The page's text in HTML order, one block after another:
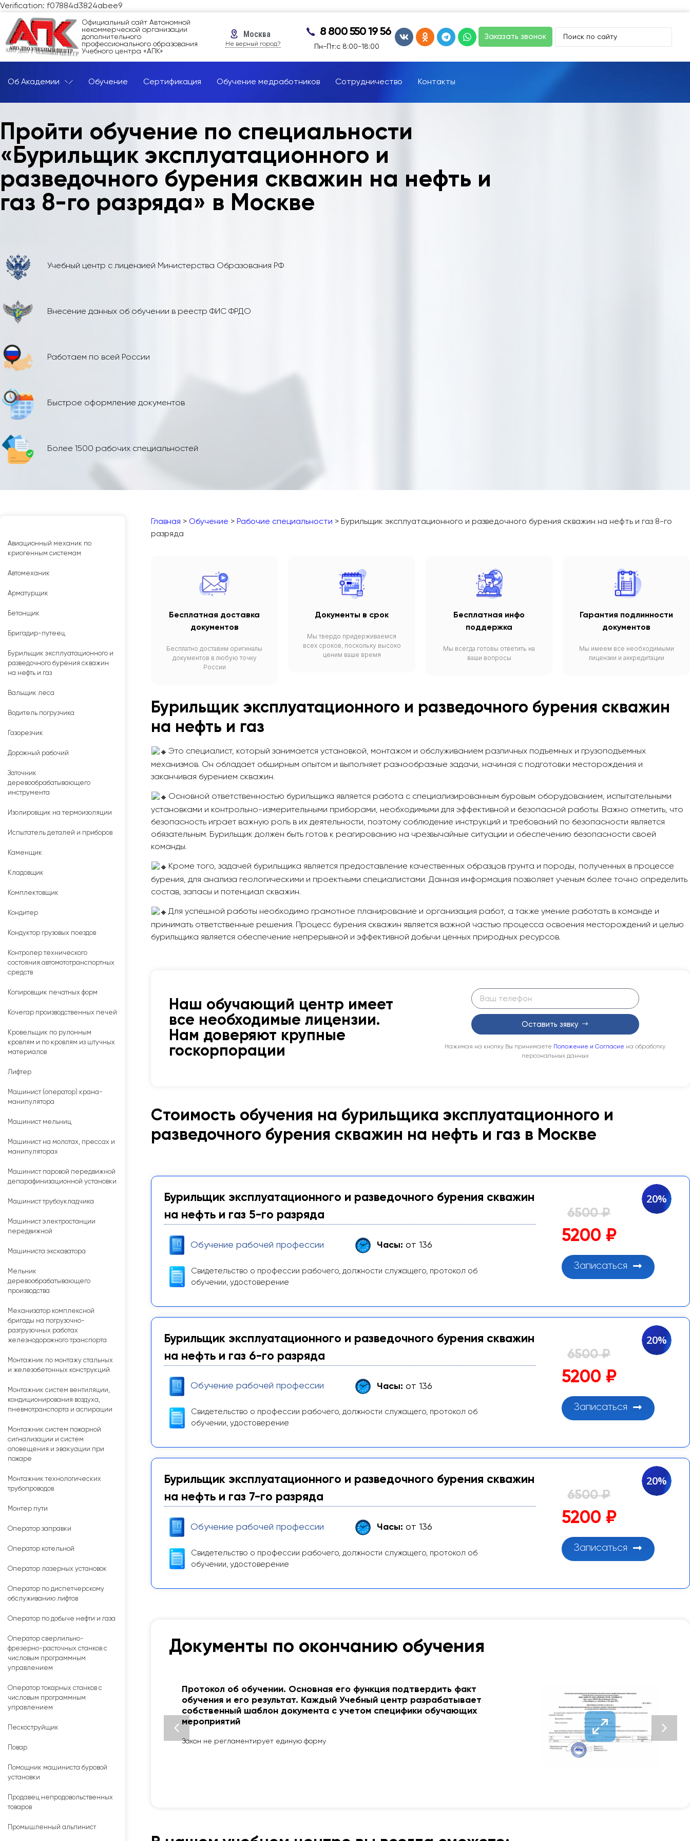
Verification: f07884d3824abee9
Официальный сайт Автономной
некоммерческой организации
дополнительного
профессионального образования
Учебного центра «АПК»
Москва
Не верный город?
8 800 550 19 56
Пн-Пт:с 8:00-18:00
Заказать звонок
Об Академии Обучение Сертификация Обучение медработников Сотрудничество Контакты
Пройти обучение по специальности
«Бурильщик эксплуатационного и
разведочного бурения скважин на нефть и
газ 8-го разряда» в Москве
Учебный центр с лицензией Министерства Образования РФ
Внесение данных об обучении в реестр ФИС ФРДО
Работаем по всей России
Быстрое оформление документов
Более 1500 рабочих специальностей
Авиационный механик по
криогенным системам
Автомеханик
Арматурщик
Бетонщик
Бригадир-путеец
Бурильщик эксплуатационного и
разведочного бурения скважин
на нефть и газ
Вальщик леса
Водитель погрузчика
Газорезчик
Дорожный рабочий
Заточник
деревообрабатывающего
инструмента
Изолировщик на термоизоляции
Испытатель деталей и приборов
Каменщик
Кладовщик
Комплектовщик
Кондитер
Кондуктор грузовых поездов
Контролер технического
состояния автомототранспортных
средств
Копировщик печатных форм
Кочегар производственных печей
Кровельщик по рулонным
кровлям и по кровлям из штучных
материалов
Лифтер
Машинист (оператор) крана-
манипулятора
Машинист мельниц
Машинист на молотах, прессах и
манипуляторах
Машинист паровой передвижной
депарафинизационной установки
Машинист трубоукладчика
Машинист электростанции
передвижной
Машиниста экскаватора
Мельник
деревообрабатывающего
производства
Механизатор комплексной
бригады на погрузочно-
разгрузочных работах
железнодорожного транспорта
Монтажник по монтажу стальных
и железобетонных конструкций
Монтажник систем вентиляции,
кондиционирования воздуха,
пневмотранспорта и аспирации
Монтажник систем пожарной
сигнализации и систем
оповещения и эвакуации при
пожаре
Монтажник технологических
трубопроводов
Монтер пути
Оператор заправки
Оператор котельной
Оператор лазерных установок
Оператор по диспетчерскому
обслуживанию лифтов
Оператор по добыче нефти и газа
Оператор сверлильно-
фрезерно-расточных станков с
числовым программным
управлением
Оператор токарных станков с
числовым программным
управлением
Пескоструйщик
Повар
Помощник машиниста буровой
установки
Продавец непродовольственных
товаров
Промышленный альпинист
Главная > Обучение > Рабочие специальности > Бурильщик эксплуатационного и разведочного бурения скважин на нефть и газ 8-го
разряда
Бесплатная доставка
документов
Бесплатно доставим оригиналы
документов в любую точку
России
Документы в срок
Мы твердо придерживаемся
всех сроков, поскольку высоко
ценим ваше время
Бесплатная инфо
поддержка
Мы всегда готовы ответить на
ваши вопросы
Гарантия подлинности
документов
Мы имеем все необходимыми
лицензии и аккредитации
Бурильщик эксплуатационного и разведочного бурения скважин
на нефть и газ
Это специалист, который занимается установкой, монтажом и обслуживанием различных подъемных и грузоподъемных
механизмов. Он обладает обширным опытом и выполняет разнообразные задачи, начиная с подготовки месторождения и
заканчивая бурением скважин.
Основной ответственностью бурильщика является работа с специализированным буровым оборудованием, испытательными
установками и контрольно-измерительными приборами, необходимыми для эффективной и безопасной работы. Важно отметить, что
безопасность играет важную роль в их деятельности, поэтому соблюдение инструкций и требований по безопасности является
обязательным. Бурильщик должен быть готов к реагированию на чрезвычайные ситуации и обеспечению безопасности своей
команды.
Кроме того, задачей бурильщика является предоставление качественных образцов грунта и породы, полученных в процессе
бурения, для анализа геологическими и проектными специалистами. Данная информация позволяет ученым более точно определить
состав, запасы и потенциал скважин.
Для успешной работы необходимо грамотное планирование и организация работ, а также умение работать в команде и
принимать ответственные решения. Процесс бурения скважин является важной частью процесса освоения месторождений и целью
бурильщика является обеспечение непрерывной и эффективной добычи ценных природных ресурсов.
Наш обучающий центр имеет
все необходимые лицензии.
Нам доверяют крупные
госкорпорации
Оставить зявку
Нажимая на кнопку Вы принимаете Положение и Согласие на обработку
персональных данных
Стоимость обучения на бурильщика эксплуатационного и
разведочного бурения скважин на нефть и газ в Москве
Бурильщик эксплуатационного и разведочного бурения скважин
на нефть и газ 5-го разряда
Обучение рабочей профессии Часы: от 136
Свидетельство о профессии рабочего, должности служащего, протокол об
обучении, удостоверение
20%
6500 ₽
5200 ₽
Записаться
Бурильщик эксплуатационного и разведочного бурения скважин
на нефть и газ 6-го разряда
Обучение рабочей профессии Часы: от 136
Свидетельство о профессии рабочего, должности служащего, протокол об
обучении, удостоверение
20%
6500 ₽
5200 ₽
Записаться
Бурильщик эксплуатационного и разведочного бурения скважин
на нефть и газ 7-го разряда
Обучение рабочей профессии Часы: от 136
Свидетельство о профессии рабочего, должности служащего, протокол об
обучении, удостоверение
20%
6500 ₽
5200 ₽
Записаться
Документы по окончанию обучения
Протокол об обучении. Основная его функция подтвердить факт
обучения и его результат. Каждый Учебный центр разрабатывает
собственный шаблон документа с учетом специфики обучающих
мероприятий
Закон не регламентирует единую форму